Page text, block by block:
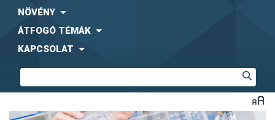
NÖVÉNY
ÁTFOGÓ TÉMÁK
KAPCSOLAT